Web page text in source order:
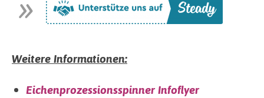
Weitere Informationen:
Eichenprozessionsspinner Infoflyer